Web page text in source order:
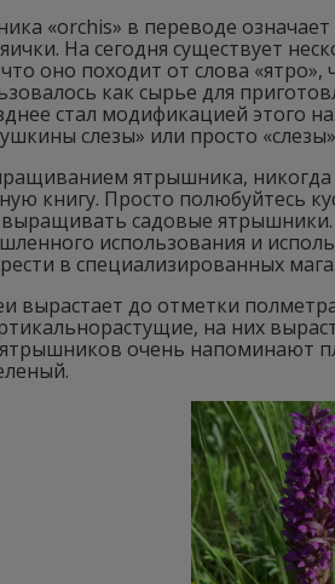
«orchis» в переводе
На сегодня существует
оно походит от слова «ятро»,
как сырье для
стал модификацией этого
слезы» или просто
ятрышника,
книгу. Просто полюбуйтесь
садовые
использования и
в специализированных
вырастает до отметки
на них
очень напоминают